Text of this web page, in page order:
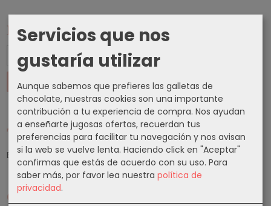
Marcas
Tu Carrito (0)
El carrito de la compra está vacío
Cupones
Servicios que nos
gustaría utilizar
Aunque sabemos que prefieres las galletas de
chocolate, nuestras cookies son una importante
contribución a tu experiencia de compra. Nos ayudan
a enseñarte jugosas ofertas, recuerdan tus
preferencias para facilitar tu navegación y nos avisan
si la web se vuelve lenta. Haciendo click en "Aceptar"
confirmas que estás de acuerdo con su uso. Para
saber más, por favor lea nuestra política de
privacidad.